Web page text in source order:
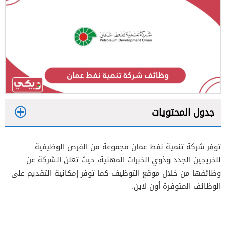
جدول المحتويات
2
3
توفر شركة تنمية نفط عمان مجموعة من الفرص الوظيفية
للخريجين الجدد وذوي الخبرات المهنية، حيث تعلن الشركة عن
وظائفها من خلال موقع التوظيف كما توفر إمكانية التقديم على
الوظائف المتوفرة أون لاين.